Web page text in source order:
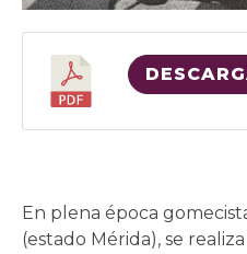
En plena época
(estado Mérida), se